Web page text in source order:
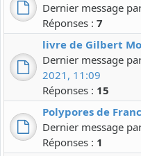
Dernier message
Réponses : 7
livre de Gilbert
Dernier message
2021, 11:09
Réponses : 15
Polypores de
Dernier message
Réponses : 1